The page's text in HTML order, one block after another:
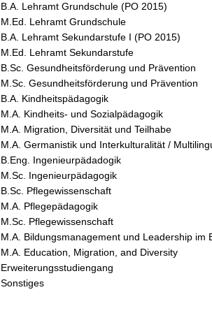
B.A. Lehramt Grundschule (PO 2015)
M.Ed. Lehramt Grundschule
B.A. Lehramt Sekundarstufe I (PO 2015)
M.Ed. Lehramt Sekundarstufe
B.Sc. Gesundheitsförderung und Prävention
M.Sc. Gesundheitsförderung und Prävention
B.A. Kindheitspädagogik
M.A. Kindheits- und Sozialpädagogik
M.A. Migration, Diversität und Teilhabe
M.A. Germanistik und Interkulturalität /
B.Eng. Ingenieurpädadogik
M.Sc. Ingenieurpädagogik
B.Sc. Pflegewissenschaft
M.A. Pflegepädagogik
M.Sc. Pflegewissenschaft
M.A. Bildungsmanagement und Leadership im
M.A. Education, Migration, and Diversity
Erweiterungsstudiengang
Sonstiges